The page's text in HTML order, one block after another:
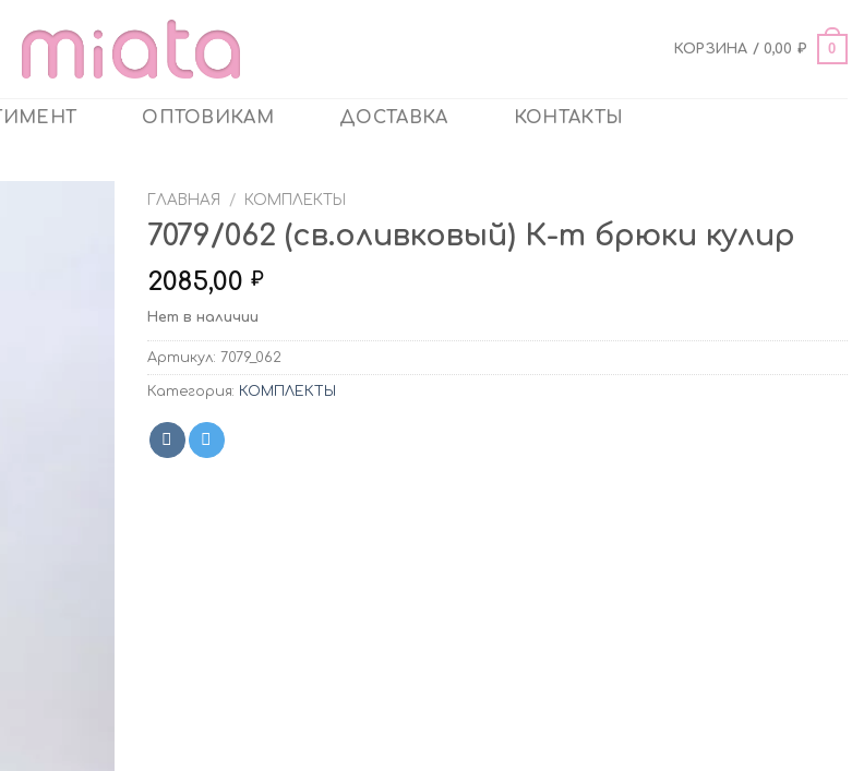
КОРЗИНА /0,00 ₽ 0
ОПТОВИКАМ ДОСТАВКА КОНТАКТЫ
ГЛАВНАЯ / КОМПЛЕКТЫ
7079/062 (св.оливковый) К-т брюки кулир
2085,00 ₽
Нет в наличии
Артикул: 7079_062
Категория: КОМПЛЕКТЫ